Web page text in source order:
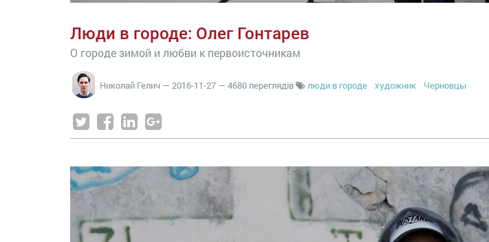
Люди в городе: Олег Гонтарев
О городе зимой и любви к первоисточникам
Николай Гелич — 2016-11-27 — 4680 переглядів люди в городе художник Черновцы